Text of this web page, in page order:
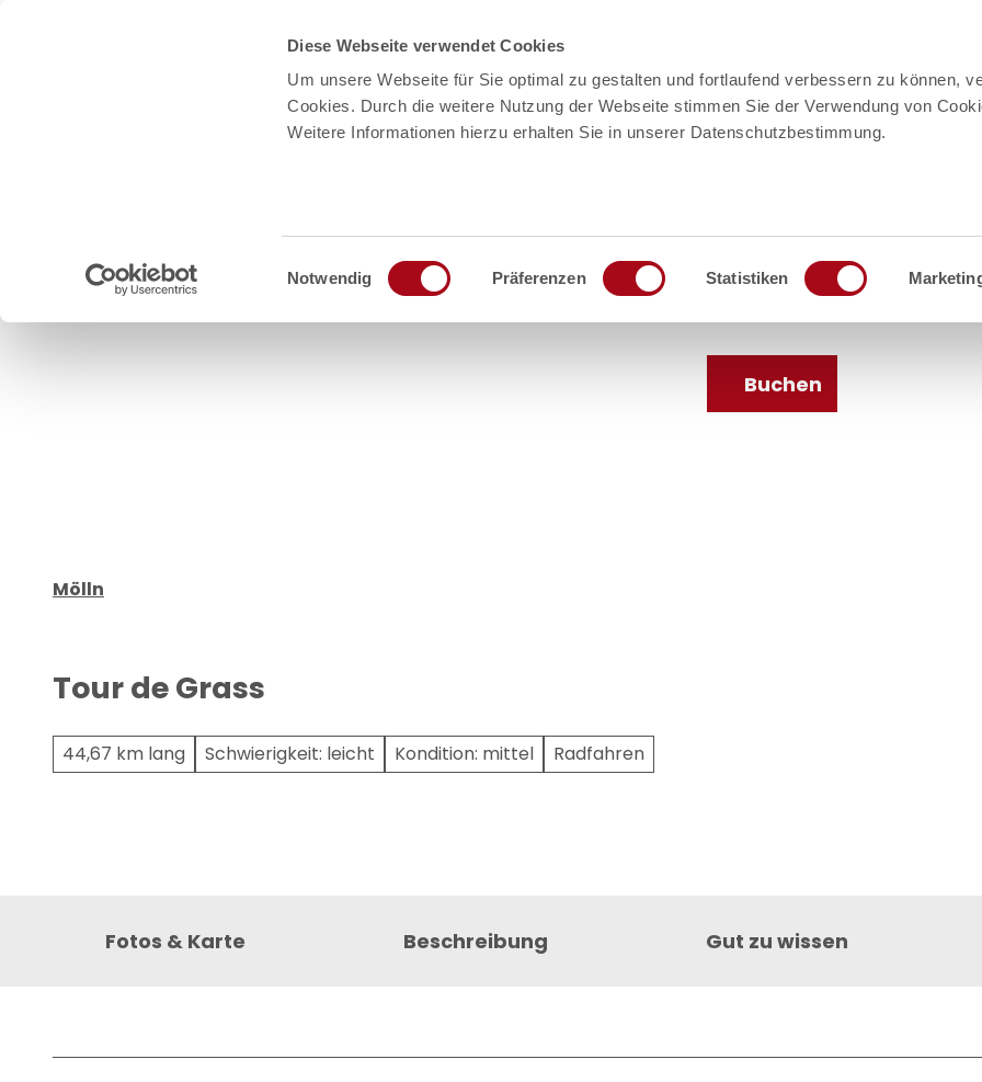
Diese Webseite verwendet Cookies
Um unsere Webseite für Sie optimal zu gestalten und fortlaufend verbessern zu können,
Cookies. Durch die weitere Nutzung der Webseite stimmen Sie der Verwendung von
Weitere Informationen hierzu erhalten Sie in unserer Datenschutzbestimmung.
h
l
Notwendig Präferenzen Statistiken
Buchen
Mölln
Tour de Grass
44,67 km lang Schwierigkeit: leicht Kondition: mittel Radfahren
Fotos & Karte Beschreibung Gut zu wissen